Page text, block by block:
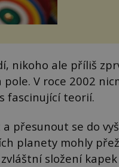
nikoho ale příliš
V roce 2002
fascinující teorií.
přesunout se do
planety mohly
složení